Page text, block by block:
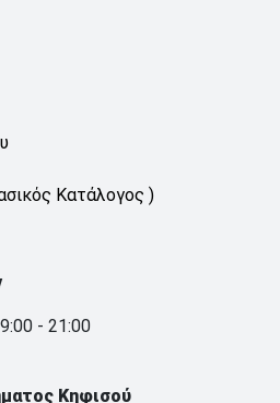
Κατάλογος )
- 21:00
Κηφισού